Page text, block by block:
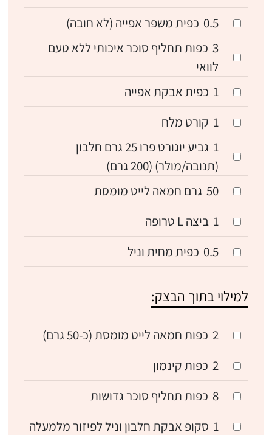
0.5 כפית משפר אפייה (לא חובה)
3 כפות תחליף סוכר איכותי ללא טעם
לוואי
1 כפית אבקת אפייה
1 קורט מלח
1
גביע יוגורט פרו 25 גרם חלבון
(תנובה/מולר) (200 גרם)
50 גרם חמאה לייט מומסת
1 ביצה L טרופה
0.5 כפית מחית וניל
למילוי בתוך הבצק:
2 כפות חמאה לייט מומסת (כ-50 גרם)
2 כפות קינמון
8 כפות תחליף סוכר גדושות
1 סקופ אבקת חלבון וניל לפיזור מלמעלה